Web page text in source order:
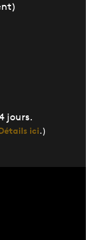
jours.
ici.)